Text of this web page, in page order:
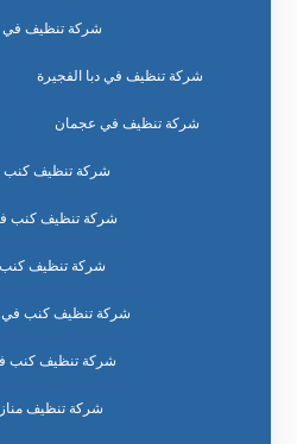
شركة تنظيف في
شركة تنظيف في دبا الفجيرة
شركة تنظيف في عجمان
شركة تنظيف كنب
شركة تنظيف كنب
شركة تنظيف
شركة تنظيف كنب في
شركة تنظيف كنب
شركة تنظيف